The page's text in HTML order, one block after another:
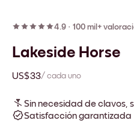
4.9 · 100 mil+
Lakeside Horse
US$33/ cada uno
Sin necesidad de clavos,
Satisfacción garantizada